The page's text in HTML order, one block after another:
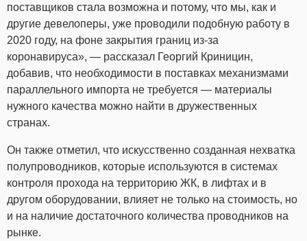
поставщиков стала возможна и потому, что мы, как и
другие девелоперы, уже проводили подобную работу в
2020 году, на фоне закрытия границ из-за
коронавируса», — рассказал Георгий Криницин,
добавив, что необходимости в поставках механизмами
параллельного импорта не требуется — материалы
нужного качества можно найти в дружественных
странах.
Он также отметил, что искусственно созданная нехватка
полупроводников, которые используются в системах
контроля прохода на территорию ЖК, в лифтах и в
другом оборудовании, влияет не только на стоимость, но
и на наличие достаточного количества проводников на
рынке.